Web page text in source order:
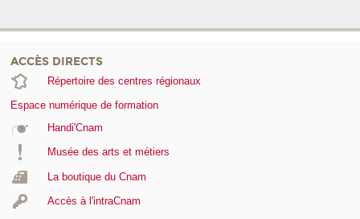
ACCÈS DIRECTS
Répertoire des centres régionaux
Espace numérique de formation
Handi'Cnam
Musée des arts et métiers
La boutique du Cnam
Accès à l'intraCnam